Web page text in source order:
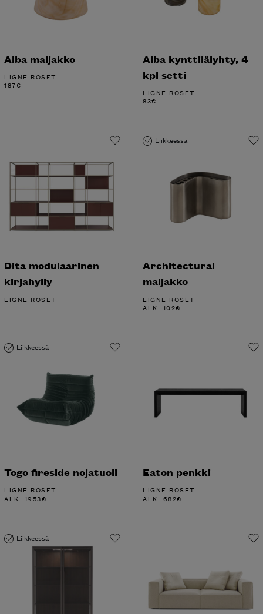
Alba maljakko
LIGNE ROSET
187€
Alba kynttilälyhty, 4
kpl setti
LIGNE ROSET
83€
Dita modulaarinen
kirjahylly
LIGNE ROSET
Liikkeessä
Architectural
maljakko
LIGNE ROSET
ALK. 102€
Liikkeessä
Togo fireside nojatuoli
LIGNE ROSET
ALK. 1953€
Eaton penkki
LIGNE ROSET
ALK. 682€
Liikkeessä